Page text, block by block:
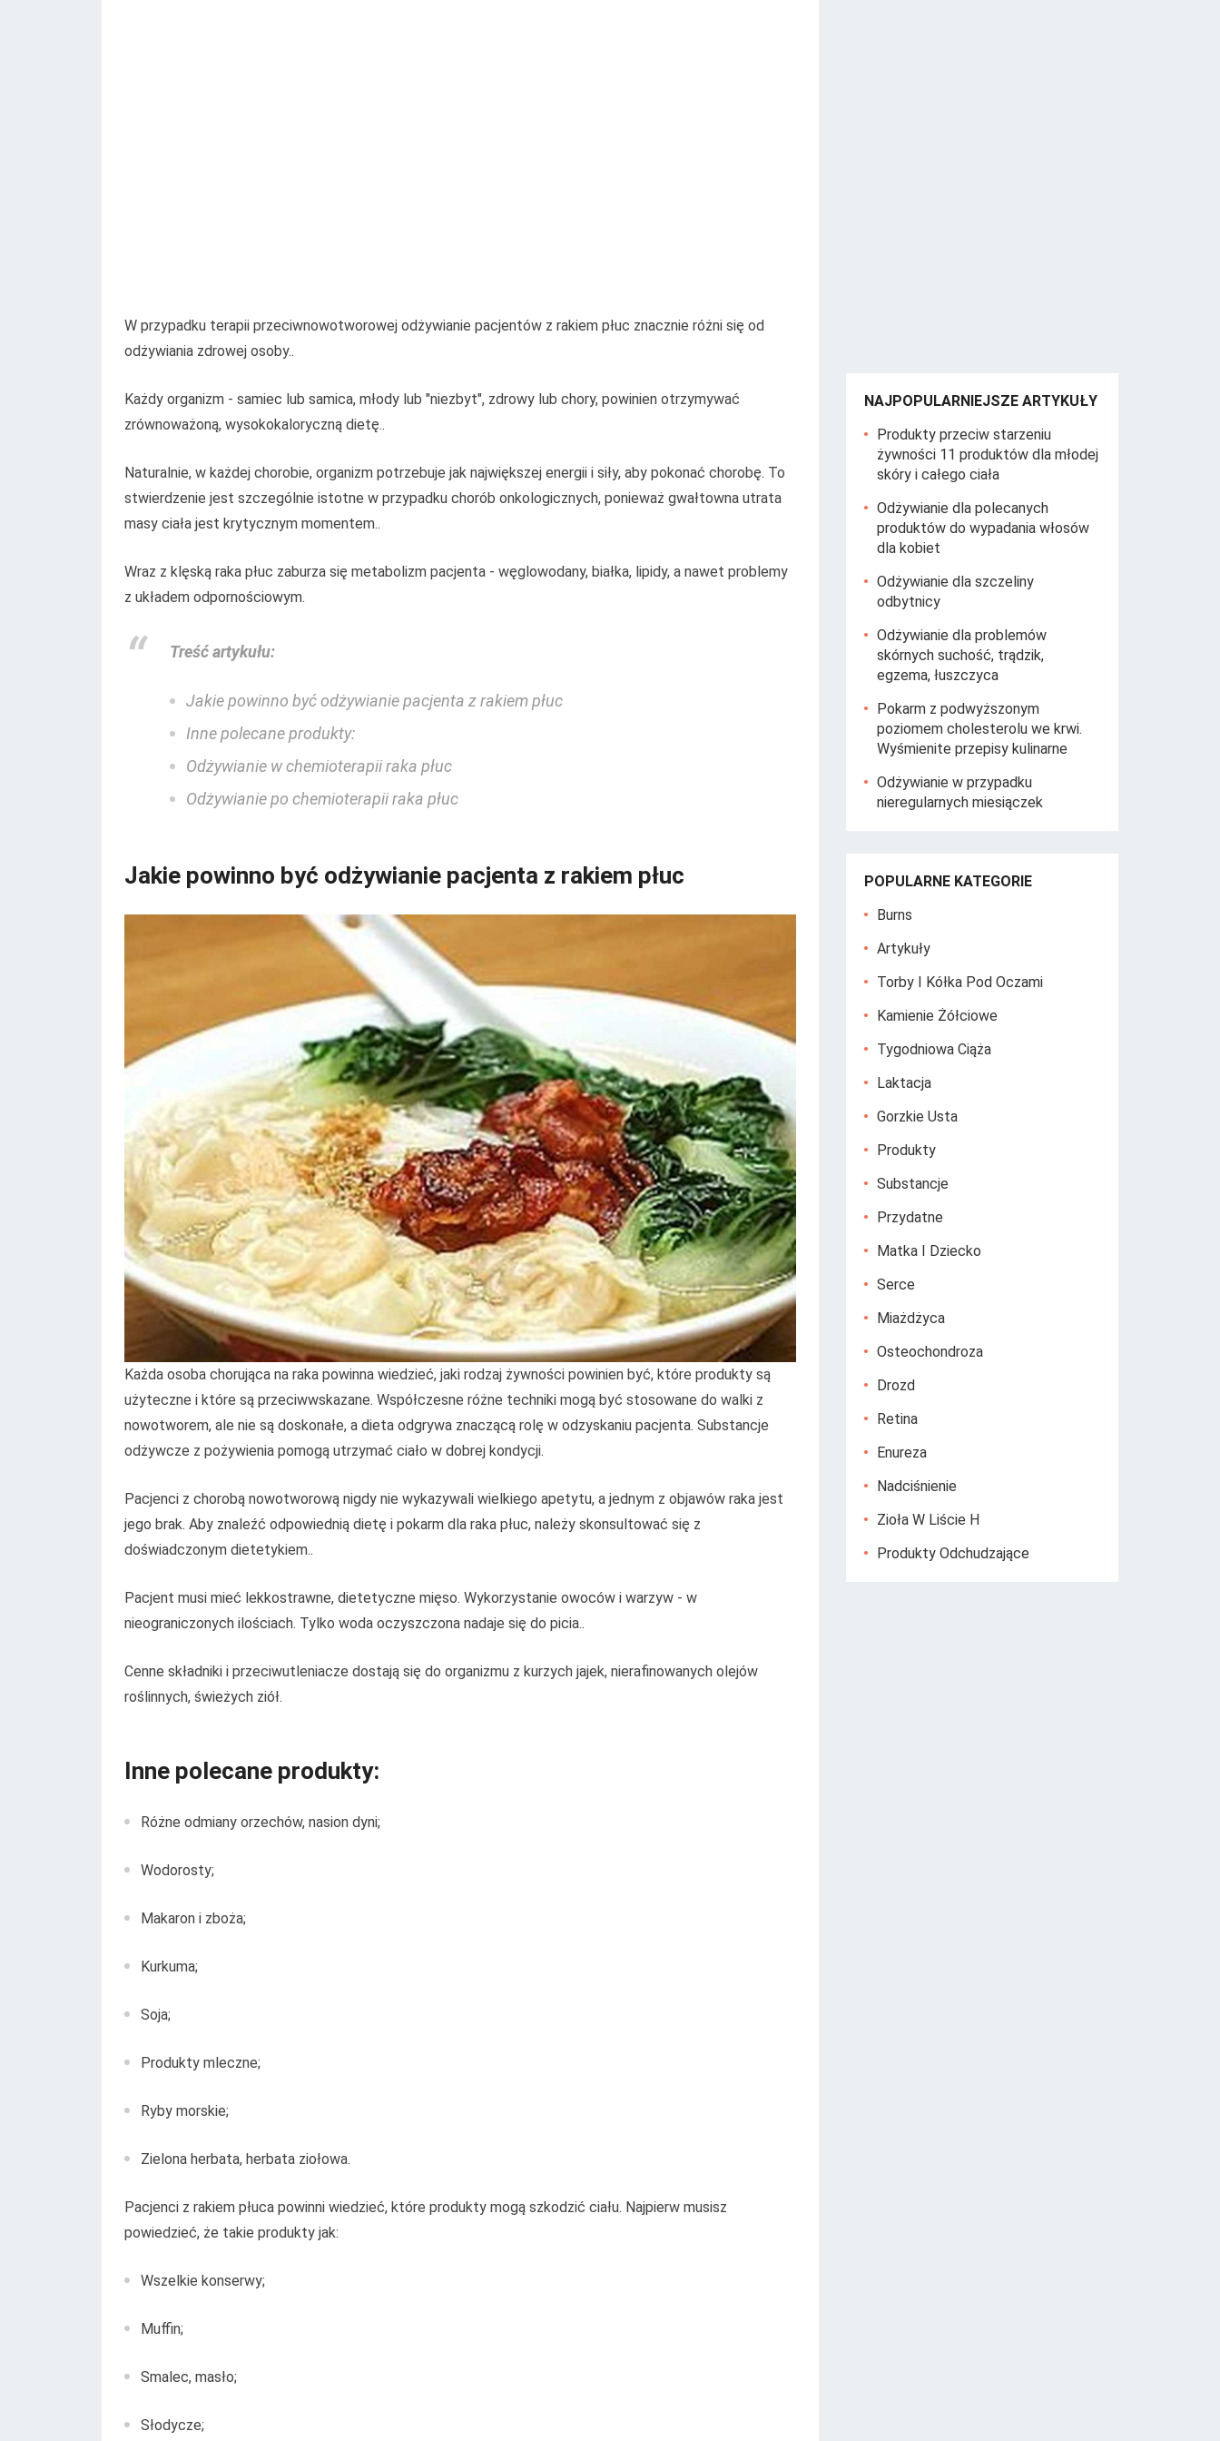
W przypadku terapii przeciwnowotworowej odżywianie pacjentów z rakiem płuc znacznie różni się od
odżywiania zdrowej osoby..
Każdy organizm - samiec lub samica, młody lub "niezbyt", zdrowy lub chory, powinien otrzymywać
zrównoważoną, wysokokaloryczną dietę..
Naturalnie, w każdej chorobie, organizm potrzebuje jak największej energii i siły, aby pokonać chorobę. To
stwierdzenie jest szczególnie istotne w przypadku chorób onkologicznych, ponieważ gwałtowna utrata
masy ciała jest krytycznym momentem..
Wraz z klęską raka płuc zaburza się metabolizm pacjenta - węglowodany, białka, lipidy, a nawet problemy
z układem odpornościowym.
Treść artykułu:
Jakie powinno być odżywianie pacjenta z rakiem płuc
Inne polecane produkty:
Odżywianie w chemioterapii raka płuc
Odżywianie po chemioterapii raka płuc
Jakie powinno być odżywianie pacjenta z rakiem płuc
Każda osoba chorująca na raka powinna wiedzieć, jaki rodzaj żywności powinien być, które produkty są
użyteczne i które są przeciwwskazane. Współczesne różne techniki mogą być stosowane do walki z
nowotworem, ale nie są doskonałe, a dieta odgrywa znaczącą rolę w odzyskaniu pacjenta. Substancje
odżywcze z pożywienia pomogą utrzymać ciało w dobrej kondycji.
Pacjenci z chorobą nowotworową nigdy nie wykazywali wielkiego apetytu, a jednym z objawów raka jest
jego brak. Aby znaleźć odpowiednią dietę i pokarm dla raka płuc, należy skonsultować się z
doświadczonym dietetykiem..
Pacjent musi mieć lekkostrawne, dietetyczne mięso. Wykorzystanie owoców i warzyw - w
nieograniczonych ilościach. Tylko woda oczyszczona nadaje się do picia..
Cenne składniki i przeciwutleniacze dostają się do organizmu z kurzych jajek, nierafinowanych olejów
roślinnych, świeżych ziół.
Inne polecane produkty:
Różne odmiany orzechów, nasion dyni;
Wodorosty;
Makaron i zboża;
Kurkuma;
Soja;
Produkty mleczne;
Ryby morskie;
Zielona herbata, herbata ziołowa.
Pacjenci z rakiem płuca powinni wiedzieć, które produkty mogą szkodzić ciału. Najpierw musisz
powiedzieć, że takie produkty jak:
Wszelkie konserwy;
Muffin;
Smalec, masło;
Słodycze;
NAJPOPULARNIEJSZE ARTYKUŁY
Produkty przeciw starzeniu
żywności 11 produktów dla młodej
skóry i całego ciała
Odżywianie dla polecanych
produktów do wypadania włosów
dla kobiet
Odżywianie dla szczeliny
odbytnicy
Odżywianie dla problemów
skórnych suchość, trądzik,
egzema, łuszczyca
Pokarm z podwyższonym
poziomem cholesterolu we krwi.
Wyśmienite przepisy kulinarne
Odżywianie w przypadku
nieregularnych miesiączek
POPULARNE KATEGORIE
Burns
Artykuły
Torby I Kółka Pod Oczami
Kamienie Żółciowe
Tygodniowa Ciąża
Laktacja
Gorzkie Usta
Produkty
Substancje
Przydatne
Matka I Dziecko
Serce
Miażdżyca
Osteochondroza
Drozd
Retina
Enureza
Nadciśnienie
Zioła W Liście H
Produkty Odchudzające